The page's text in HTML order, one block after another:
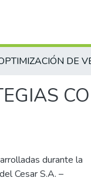
durante la
Cesar S.A. –